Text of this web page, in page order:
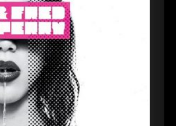
► Alltag macht tot
Oberer Totpunkt
► Die Krieger
Oberer Totpunkt
► Imperator
Oberer Totpunkt
► Maschinenherz
Oberer Totpunkt
► Der Siebte Tag
Oberer Totpunkt
► Langfristig gesehen (sind wir alle tot)